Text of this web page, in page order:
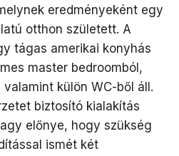
eredményeként egy
otthon született. A
tágas amerikai konyhás
master bedroomból,
külön WC-ből áll.
biztosító kialakítás
előnye, hogy szükség
ismét két